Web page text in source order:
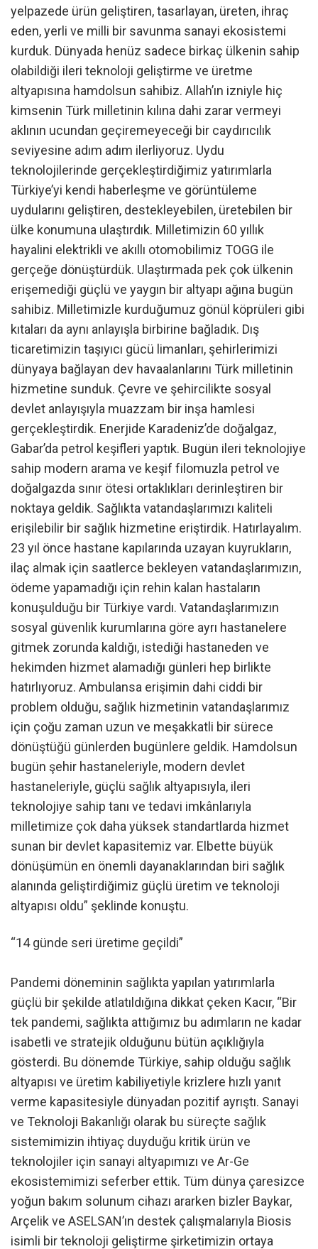
yelpazede ürün geliştiren, tasarlayan, üreten, ihraç
eden, yerli ve milli bir savunma sanayi ekosistemi
kurduk. Dünyada henüz sadece birkaç ülkenin sahip
olabildiği ileri teknoloji geliştirme ve üretme
altyapısına hamdolsun sahibiz. Allah’ın izniyle hiç
kimsenin Türk milletinin kılına dahi zarar vermeyi
aklının ucundan geçiremeyeceği bir caydırıcılık
seviyesine adım adım ilerliyoruz. Uydu
teknolojilerinde gerçekleştirdiğimiz yatırımlarla
Türkiye’yi kendi haberleşme ve görüntüleme
uydularını geliştiren, destekleyebilen, üretebilen bir
ülke konumuna ulaştırdık. Milletimizin 60 yıllık
hayalini elektrikli ve akıllı otomobilimiz TOGG ile
gerçeğe dönüştürdük. Ulaştırmada pek çok ülkenin
erişemediği güçlü ve yaygın bir altyapı ağına bugün
sahibiz. Milletimizle kurduğumuz gönül köprüleri gibi
kıtaları da aynı anlayışla birbirine bağladık. Dış
ticaretimizin taşıyıcı gücü limanları, şehirlerimizi
dünyaya bağlayan dev havaalanlarını Türk milletinin
hizmetine sunduk. Çevre ve şehircilikte sosyal
devlet anlayışıyla muazzam bir inşa hamlesi
gerçekleştirdik. Enerjide Karadeniz’de doğalgaz,
Gabar’da petrol keşifleri yaptık. Bugün ileri teknolojiye
sahip modern arama ve keşif filomuzla petrol ve
doğalgazda sınır ötesi ortaklıkları derinleştiren bir
noktaya geldik. Sağlıkta vatandaşlarımızı kaliteli
erişilebilir bir sağlık hizmetine eriştirdik. Hatırlayalım.
23 yıl önce hastane kapılarında uzayan kuyrukların,
ilaç almak için saatlerce bekleyen vatandaşlarımızın,
ödeme yapamadığı için rehin kalan hastaların
konuşulduğu bir Türkiye vardı. Vatandaşlarımızın
sosyal güvenlik kurumlarına göre ayrı hastanelere
gitmek zorunda kaldığı, istediği hastaneden ve
hekimden hizmet alamadığı günleri hep birlikte
hatırlıyoruz. Ambulansa erişimin dahi ciddi bir
problem olduğu, sağlık hizmetinin vatandaşlarımız
için çoğu zaman uzun ve meşakkatli bir sürece
dönüştüğü günlerden bugünlere geldik. Hamdolsun
bugün şehir hastaneleriyle, modern devlet
hastaneleriyle, güçlü sağlık altyapısıyla, ileri
teknolojiye sahip tanı ve tedavi imkânlarıyla
milletimize çok daha yüksek standartlarda hizmet
sunan bir devlet kapasitemiz var. Elbette büyük
dönüşümün en önemli dayanaklarından biri sağlık
alanında geliştirdiğimiz güçlü üretim ve teknoloji
altyapısı oldu” şeklinde konuştu.
“14 günde seri üretime geçildi”
Pandemi döneminin sağlıkta yapılan yatırımlarla
güçlü bir şekilde atlatıldığına dikkat çeken Kacır, “Bir
tek pandemi, sağlıkta attığımız bu adımların ne kadar
isabetli ve stratejik olduğunu bütün açıklığıyla
gösterdi. Bu dönemde Türkiye, sahip olduğu sağlık
altyapısı ve üretim kabiliyetiyle krizlere hızlı yanıt
verme kapasitesiyle dünyadan pozitif ayrıştı. Sanayi
ve Teknoloji Bakanlığı olarak bu süreçte sağlık
sistemimizin ihtiyaç duyduğu kritik ürün ve
teknolojiler için sanayi altyapımızı ve Ar-Ge
ekosistemimizi seferber ettik. Tüm dünya çaresizce
yoğun bakım solunum cihazı ararken bizler Baykar,
Arçelik ve ASELSAN’ın destek çalışmalarıyla Biosis
isimli bir teknoloji geliştirme şirketimizin ortaya